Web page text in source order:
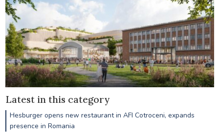
Latest in this category
Hesburger opens new restaurant in AFI Cotroceni, expands
presence in Romania